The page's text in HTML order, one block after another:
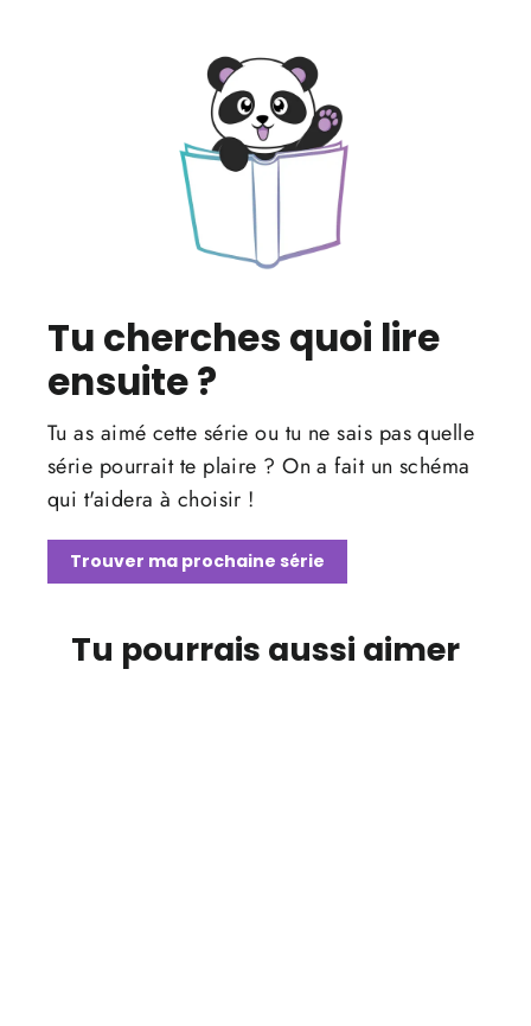
Tu cherches quoi lire
ensuite ?
Tu as aimé cette série ou tu ne sais pas quelle
série pourrait te plaire ? On a fait un schéma
qui t'aidera à choisir !
Trouver ma prochaine série
Tu pourrais aussi aimer